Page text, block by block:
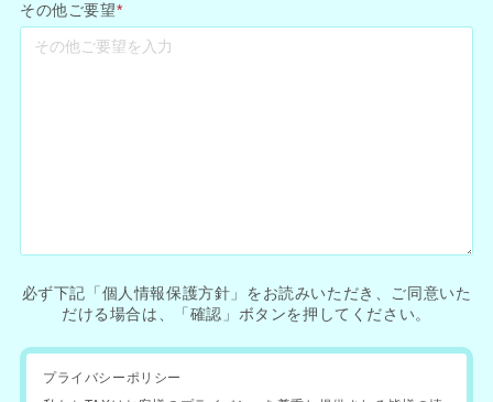
その他ご要望*
必ず下記「個人情報保護方針」をお読みいただき、ご同意いた
だける場合は、「確認」ボタンを押してください。
プライバシーポリシー